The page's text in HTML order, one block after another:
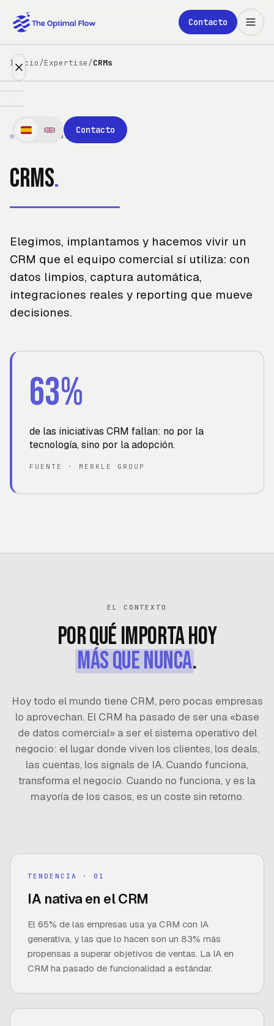
Contacto
Clientes
Nosotros
Blog
Contacto
Inicio/Expertise/CRMs
● GTM ENGINEERING
CRMs.
Elegimos, implantamos y hacemos vivir un
CRM que el equipo comercial sí utiliza: con
datos limpios, captura automática,
integraciones reales y reporting que mueve
decisiones.
63%
de las iniciativas CRM fallan: no por la
tecnología, sino por la adopción.
FUENTE · MERKLE GROUP
EL CONTEXTO
Por qué importa hoy
más que nunca.
Hoy todo el mundo tiene CRM, pero pocas empresas
lo aprovechan. El CRM ha pasado de ser una «base
de datos comercial» a ser el sistema operativo del
negocio: el lugar donde viven los clientes, los deals,
las cuentas, los signals de IA. Cuando funciona,
transforma el negocio. Cuando no funciona, y es la
mayoría de los casos, es un coste sin retorno.
TENDENCIA · 0 1
IA nativa en el CRM
El 65% de las empresas usa ya CRM con IA
generativa, y las que lo hacen son un 83% más
propensas a superar objetivos de ventas. La IA en
CRM ha pasado de funcionalidad a estándar.